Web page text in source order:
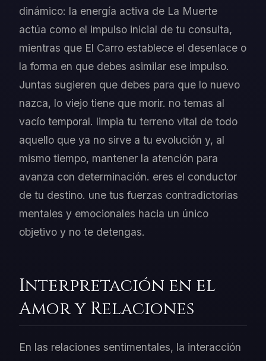
dinámico: la energía activa de La Muerte
actúa como el impulso inicial de tu consulta,
mientras que El Carro establece el desenlace o
la forma en que debes asimilar ese impulso.
Juntas sugieren que debes para que lo nuevo
nazca, lo viejo tiene que morir. no temas al
vacío temporal. limpia tu terreno vital de todo
aquello que ya no sirve a tu evolución y, al
mismo tiempo, mantener la atención para
avanza con determinación. eres el conductor
de tu destino. une tus fuerzas contradictorias
mentales y emocionales hacia un único
objetivo y no te detengas.
Interpretación en el
Amor y Relaciones
En las relaciones sentimentales, la interacción